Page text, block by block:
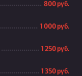
800 руб.
1 000 руб.
1 250 руб.
1 350 руб.